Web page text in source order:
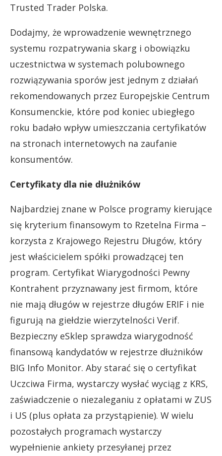
Trusted Trader Polska.
Dodajmy, że wprowadzenie wewnętrznego
systemu rozpatrywania skarg i obowiązku
uczestnictwa w systemach polubownego
rozwiązywania sporów jest jednym z działań
rekomendowanych przez Europejskie Centrum
Konsumenckie, które pod koniec ubiegłego
roku badało wpływ umieszczania certyfikatów
na stronach internetowych na zaufanie
konsumentów.
Certyfikaty dla nie dłużników
Najbardziej znane w Polsce programy kierujące
się kryterium finansowym to Rzetelna Firma –
korzysta z Krajowego Rejestru Długów, który
jest właścicielem spółki prowadzącej ten
program. Certyfikat Wiarygodności Pewny
Kontrahent przyznawany jest firmom, które
nie mają długów w rejestrze długów ERIF i nie
figurują na giełdzie wierzytelności Verif.
Bezpieczny eSklep sprawdza wiarygodność
finansową kandydatów w rejestrze dłużników
BIG Info Monitor. Aby starać się o certyfikat
Uczciwa Firma, wystarczy wysłać wyciąg z KRS,
zaświadczenie o niezaleganiu z opłatami w ZUS
i US (plus opłata za przystąpienie). W wielu
pozostałych programach wystarczy
wypełnienie ankiety przesyłanej przez